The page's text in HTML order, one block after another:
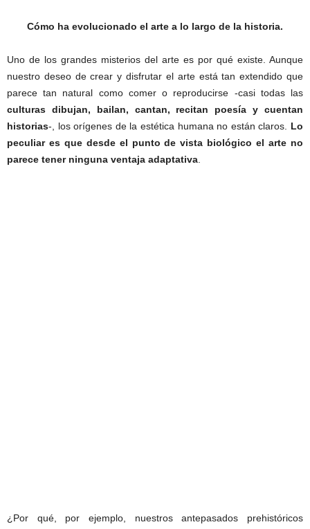
Cómo ha evolucionado el arte a lo largo de la historia.
Uno de los grandes misterios del arte es por qué existe. Aunque
nuestro deseo de crear y disfrutar el arte está tan extendido que
parece tan natural como comer o reproducirse -casi todas las
culturas dibujan, bailan, cantan, recitan poesía y cuentan
historias-, los orígenes de la estética humana no están claros. Lo
peculiar es que desde el punto de vista biológico el arte no
parece tener ninguna ventaja adaptativa
¿Por qué, por ejemplo, nuestros antepasados prehistóricos